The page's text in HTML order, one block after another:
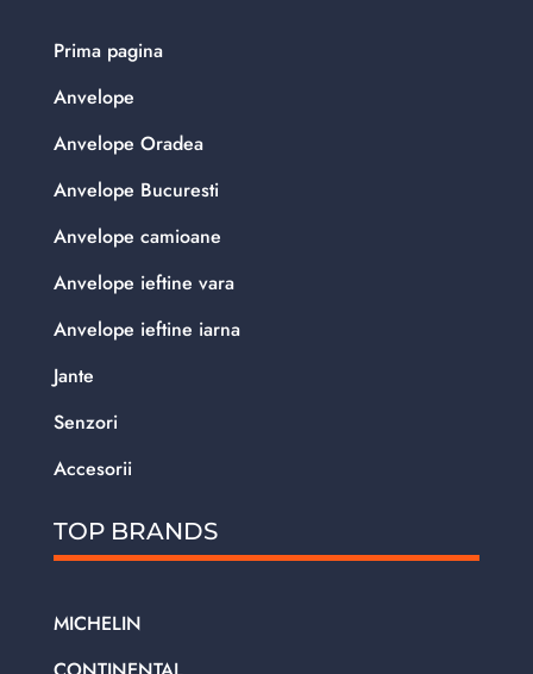
Prima pagina
Anvelope
Anvelope Oradea
Anvelope Bucuresti
Anvelope camioane
Anvelope ieftine vara
Anvelope ieftine iarna
Jante
Senzori
Accesorii
TOP BRANDS
MICHELIN